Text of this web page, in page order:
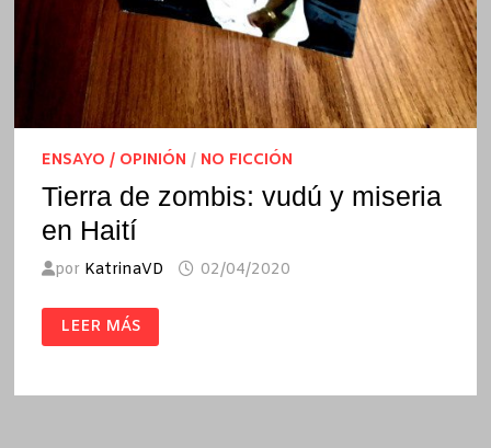
ENSAYO / OPINIÓN / NO FICCIÓN
Tierra de zombis: vudú y miseria
en Haití
por KatrinaVD 02/04/2020
TIERRA
DE
ZOMBIS:
MISERIA
LEER MÁS